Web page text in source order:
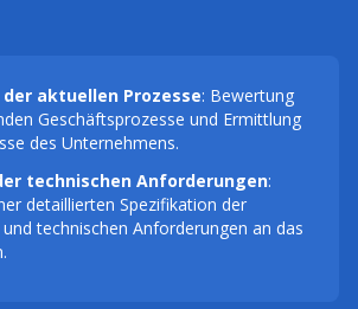
aktuellen Prozesse: Bewertung
Geschäftsprozesse und Ermittlung
des Unternehmens.
technischen Anforderungen:
detaillierten Spezifikation der
technischen Anforderungen an das